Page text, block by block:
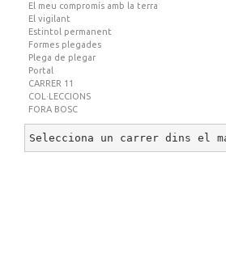
El meu compromís amb la terra
El vigilant
Estintol permanent
Formes plegades
Plega de plegar
Portal
CARRER 11
COL·LECCIONS
FORA BOSC
Selecciona un carrer dins el